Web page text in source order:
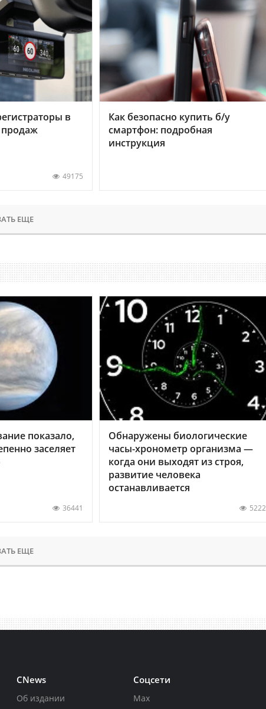
в
продаж
49175
Как безопасно купить б/у
смартфон: подробная
инструкция
ЕЩЕ
показало,
заселяет
36441
Обнаружены биологические
часы-хронометр организма —
когда они выходят из строя,
развитие человека
останавливается
5222
ЕЩЕ
CNews
Об издании
Соцсети
Max